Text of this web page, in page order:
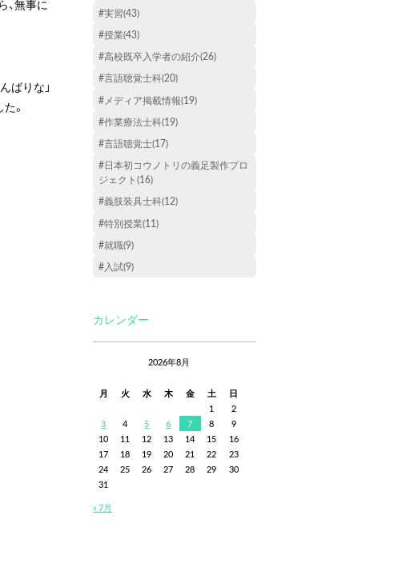
無事に
ばりな」
。
#実習(43)
#授業(43)
#高校既卒入学者の紹介(26)
#言語聴覚士科(20)
#メディア掲載情報(19)
#作業療法士科(19)
#言語聴覚士(17)
#日本初コウノトリの義足製作プロ
ジェクト(16)
#義肢装具士科(12)
#特別授業(11)
#就職(9)
#入試(9)
カレンダー
2026年8月
月 火 水 木 金 土
日
1
2
3
4 5 6 7 8
9
10
11 12 13 14 15
16
17
18 19 20 21 22
23
24
25 26 27 28 29
30
31
« 7月